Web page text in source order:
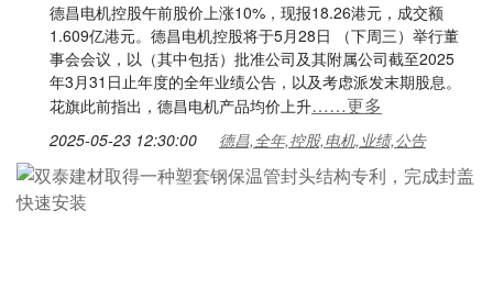
德昌电机控股午前股价上涨10%，现报18.26港元，成交额
1.609亿港元。德昌电机控股将于5月28日 （下周三）举行董
事会会议，以（其中包括）批准公司及其附属公司截至2025
年3月31日止年度的全年业绩公告，以及考虑派发末期股息。
花旗此前指出，德昌电机产品均价上升……更多
2025-05-23 12:30:00 德昌,全年,控股,电机,业绩,公告